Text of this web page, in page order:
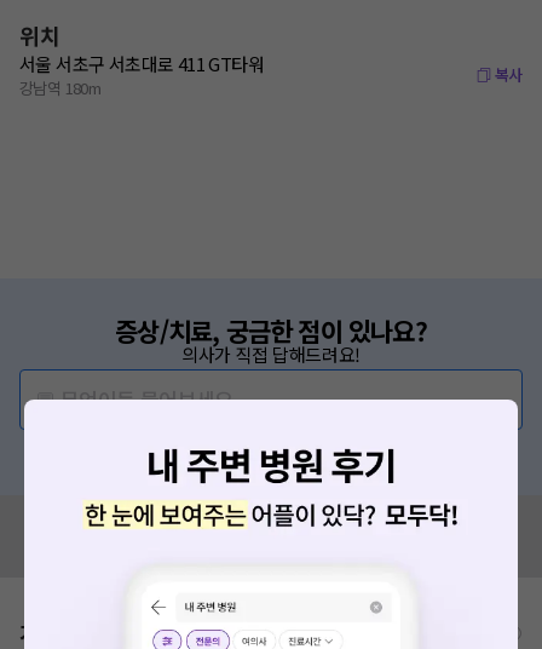
위치
서울 서초구 서초대로 411 GT타워
강남역 180m
복사
증상/치료, 궁금한 점이 있나요?
의사가 직접 답해드려요!
💬 무엇이든 물어보세요
혹은, 의료상담 서비스에 다양한 게시글 보러가기
혹시 잘못된 병원정보가 있나요?
가격표